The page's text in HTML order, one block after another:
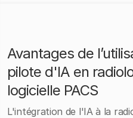
Avantages de
pilote d'IA en
logicielle PACS
L'intégration de l'IA à la